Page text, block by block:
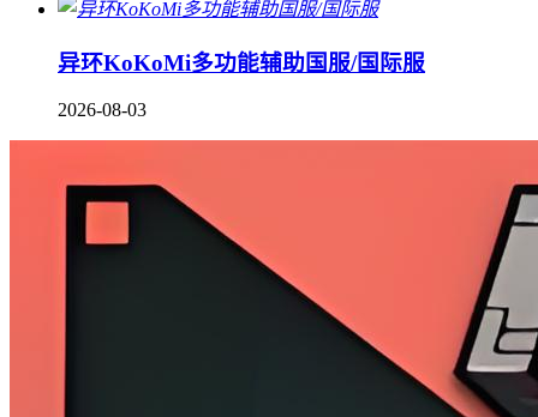
异环KoKoMi多功能辅助国服/国际服
2026-08-03